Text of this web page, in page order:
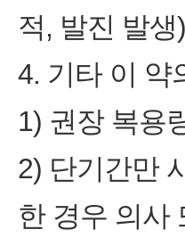
적, 발진 발
4. 기타 이 약
1) 권장 복용
2) 단기간만
한 경우 의사